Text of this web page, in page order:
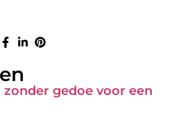
gedoe voor een